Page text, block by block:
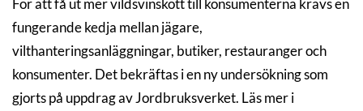
fungerande kedja mellan jägare,
vilthanteringsanläggningar, butiker, restauranger och
konsumenter. Det bekräftas i en ny undersökning som
gjorts på uppdrag av Jordbruksverket. Läs mer i